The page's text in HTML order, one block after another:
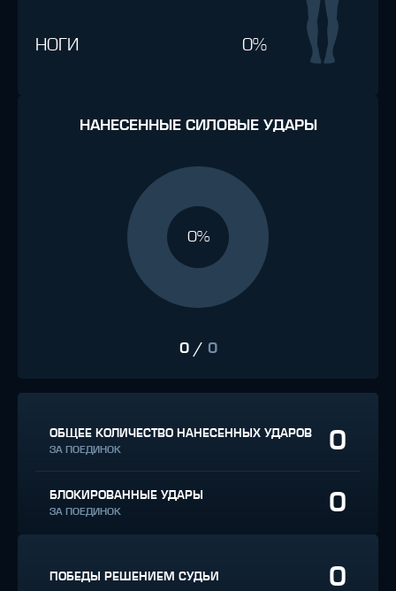
НОГИ 0%
НАНЕСЕННЫЕ СИЛОВЫЕ УДАРЫ
0%
0/ 0
ОБЩЕЕ КОЛИЧЕСТВО НАНЕСЕННЫХ УДАРОВ
ЗА ПОЕДИНОК 0
БЛОКИРОВАННЫЕ УДАРЫ
ЗА ПОЕДИНОК 0
ПОБЕДЫ РЕШЕНИЕМ СУДЬИ 0